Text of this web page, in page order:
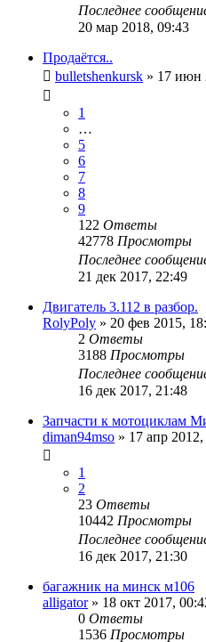
Последнее
20 мар 2018, 09:43
Продаётся..
bulletshenkursk » 17 июн
1
…
5
6
7
8
9
122 Ответы
42778 Просмотры
Последнее
21 дек 2017, 22:49
Двигатель 3.112 в разбор.
RolyPoly » 20 фев 2015,
2 Ответы
3188 Просмотры
Последнее
16 дек 2017, 21:48
Запчасти к мотоциклам
diman94mso » 17 апр
1
2
23 Ответы
10442 Просмотры
Последнее
16 дек 2017, 21:30
багажник на минск м106
alligator» 18 окт 2017,
0 Ответы
1536 Просмотры